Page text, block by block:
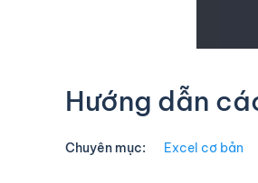
Hướng dẫn
Chuyên mục: Excel cơ bản